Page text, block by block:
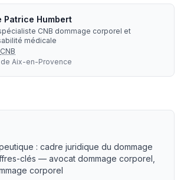
Patrice Humbert
CNB dommage corporel et
médicale
CNB
Aix-en-Provence
: cadre juridique du dommage
clés — avocat dommage corporel,
corporel